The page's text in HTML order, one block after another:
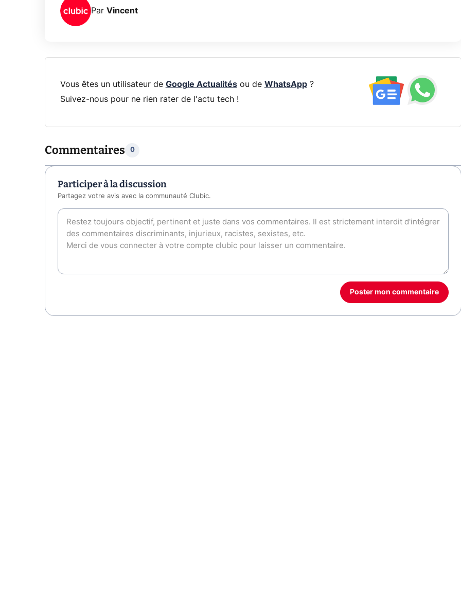
Par Vincent
Vous êtes un utilisateur de Google Actualitésou de WhatsApp?
Suivez-nous pour ne rien rater de l'actu tech !
Commentaires 0
Participer à la discussion
Partagez votre avis avec la communauté Clubic.
Poster mon commentaire